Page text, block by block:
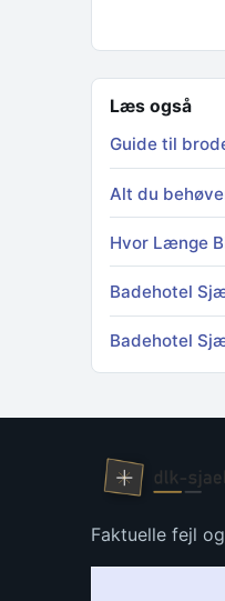
Læs også
Guide til
Alt du
Hvor Længe
Badehotel
Badehotel
Faktuelle fejl